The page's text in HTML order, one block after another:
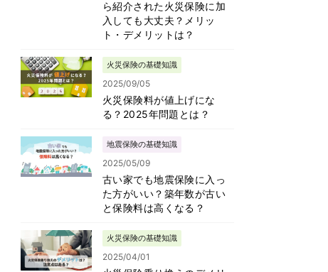
ら紹介された火災保険に加
入しても大丈夫？メリッ
ト・デメリットは？
火災保険の基礎知識
2025/09/05
火災保険料が値上げにな
る？2025年問題とは？
地震保険の基礎知識
2025/05/09
古い家でも地震保険に入っ
た方がいい？築年数が古い
と保険料は高くなる？
火災保険の基礎知識
2025/04/01